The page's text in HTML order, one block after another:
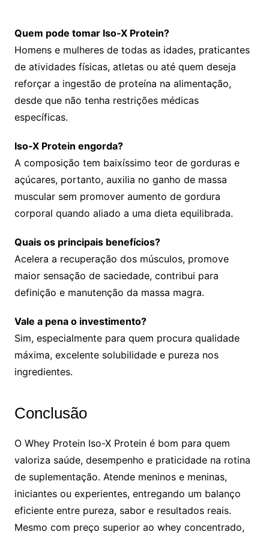
Quem pode tomar Iso-X Protein?
Homens e mulheres de todas as idades, praticantes
de atividades físicas, atletas ou até quem deseja
reforçar a ingestão de proteína na alimentação,
desde que não tenha restrições médicas
específicas.
Iso-X Protein engorda?
A composição tem baixíssimo teor de gorduras e
açúcares, portanto, auxilia no ganho de massa
muscular sem promover aumento de gordura
corporal quando aliado a uma dieta equilibrada.
Quais os principais benefícios?
Acelera a recuperação dos músculos, promove
maior sensação de saciedade, contribui para
definição e manutenção da massa magra.
Vale a pena o investimento?
Sim, especialmente para quem procura qualidade
máxima, excelente solubilidade e pureza nos
ingredientes.
Conclusão
O Whey Protein Iso-X Protein é bom para quem
valoriza saúde, desempenho e praticidade na rotina
de suplementação. Atende meninos e meninas,
iniciantes ou experientes, entregando um balanço
eficiente entre pureza, sabor e resultados reais.
Mesmo com preço superior ao whey concentrado,